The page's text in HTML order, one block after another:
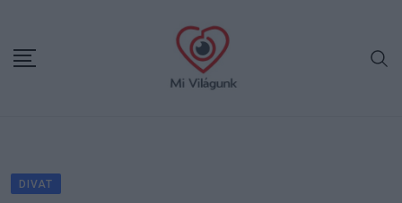
content
DIVAT